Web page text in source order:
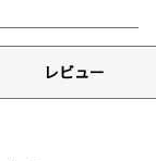
レビュー